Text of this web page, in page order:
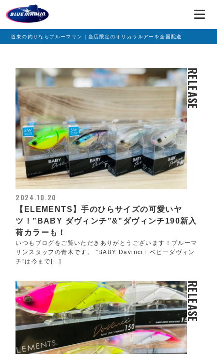
道東の釣りならブルーマリン｜当店限定のオリカラルアーを全国配送
RELEASE
2024.10.20
【ELEMENTS】手のひらサイズの可愛いヤ
ツ！”BABY ダヴィンチ”&”ダヴィンチ190新入
荷カラーも！
いつもブログをご覧いただきありがとうございます！ブルーマ
リンスタッフの青木です。 ”BABY Davinci l ベビーダヴィン
チ”は今まで[...]
RELEASE